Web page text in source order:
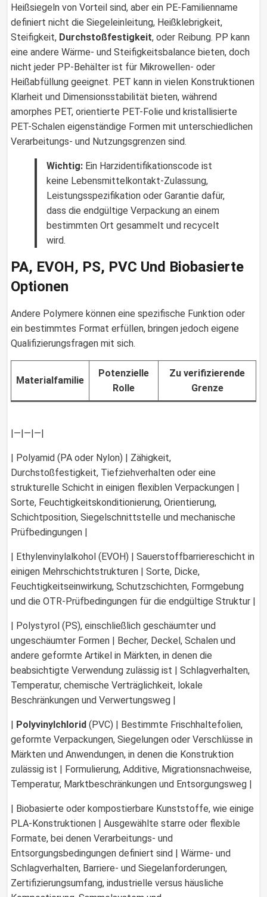
Heißsiegeln von Vorteil sind, aber ein PE-Familienname
definiert nicht die Siegeleinleitung, Heißklebrigkeit,
Steifigkeit, Durchstoßfestigkeit, oder Reibung. PP kann
eine andere Wärme- und Steifigkeitsbalance bieten, doch
nicht jeder PP-Behälter ist für Mikrowellen- oder
Heißabfüllung geeignet. PET kann in vielen Konstruktionen
Klarheit und Dimensionsstabilität bieten, während
amorphes PET, orientierte PET-Folie und kristallisierte
PET-Schalen eigenständige Formen mit unterschiedlichen
Verarbeitungs- und Nutzungsgrenzen sind.
Wichtig: Ein Harzidentifikationscode ist
keine Lebensmittelkontakt-Zulassung,
Leistungsspezifikation oder Garantie dafür,
dass die endgültige Verpackung an einem
bestimmten Ort gesammelt und recycelt
wird.
PA, EVOH, PS, PVC Und Biobasierte
Optionen
Andere Polymere können eine spezifische Funktion oder
ein bestimmtes Format erfüllen, bringen jedoch eigene
Qualifizierungsfragen mit sich.
Materialfamilie
Potenzielle
Rolle
Zu verifizierende
Grenze
|—|—|—|
| Polyamid (PA oder Nylon) | Zähigkeit,
Durchstoßfestigkeit, Tiefziehverhalten oder eine
strukturelle Schicht in einigen flexiblen Verpackungen |
Sorte, Feuchtigkeitskonditionierung, Orientierung,
Schichtposition, Siegelschnittstelle und mechanische
Prüfbedingungen |
| Ethylenvinylalkohol (EVOH) | Sauerstoffbarriereschicht in
einigen Mehrschichtstrukturen | Sorte, Dicke,
Feuchtigkeitseinwirkung, Schutzschichten, Formgebung
und die OTR-Prüfbedingungen für die endgültige Struktur |
| Polystyrol (PS), einschließlich geschäumter und
ungeschäumter Formen | Becher, Deckel, Schalen und
andere geformte Artikel in Märkten, in denen die
beabsichtigte Verwendung zulässig ist | Schlagverhalten,
Temperatur, chemische Verträglichkeit, lokale
Beschränkungen und Verwertungsweg |
| Polyvinylchlorid (PVC) | Bestimmte Frischhaltefolien,
geformte Verpackungen, Siegelungen oder Verschlüsse in
Märkten und Anwendungen, in denen die Konstruktion
zulässig ist | Formulierung, Additive, Migrationsnachweise,
Temperatur, Marktbeschränkungen und Entsorgungsweg |
| Biobasierte oder kompostierbare Kunststoffe, wie einige
PLA-Konstruktionen | Ausgewählte starre oder flexible
Formate, bei denen Verarbeitungs- und
Entsorgungsbedingungen definiert sind | Wärme- und
Schlagverhalten, Barriere- und Siegelanforderungen,
Zertifizierungsumfang, industrielle versus häusliche